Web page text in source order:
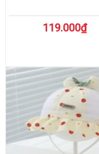
119.000₫